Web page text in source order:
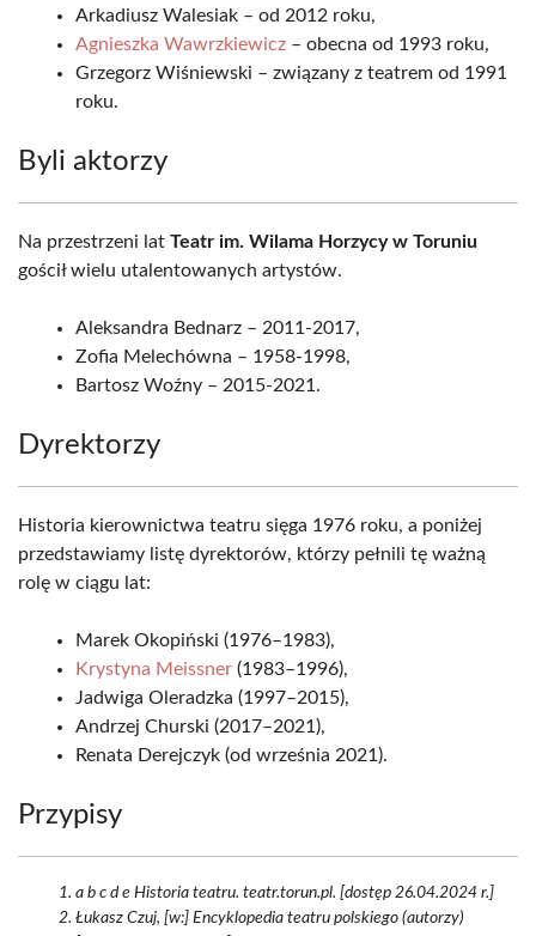
Arkadiusz Walesiak – od 2012 roku,
Agnieszka Wawrzkiewicz – obecna od 1993 roku,
Grzegorz Wiśniewski – związany z teatrem od 1991
roku.
Byli aktorzy
Na przestrzeni lat Teatr im. Wilama Horzycy w Toruniu
gościł wielu utalentowanych artystów.
Aleksandra Bednarz – 2011-2017,
Zofia Melechówna – 1958-1998,
Bartosz Woźny – 2015-2021.
Dyrektorzy
Historia kierownictwa teatru sięga 1976 roku, a poniżej
przedstawiamy listę dyrektorów, którzy pełnili tę ważną
rolę w ciągu lat:
Marek Okopiński (1976–1983),
Krystyna Meissner (1983–1996),
Jadwiga Oleradzka (1997–2015),
Andrzej Churski (2017–2021),
Renata Derejczyk (od września 2021).
Przypisy
a b c d e Historia teatru. teatr.torun.pl. [dostęp 26.04.2024 r.]
Łukasz Czuj, [w:] Encyklopedia teatru polskiego (autorzy)